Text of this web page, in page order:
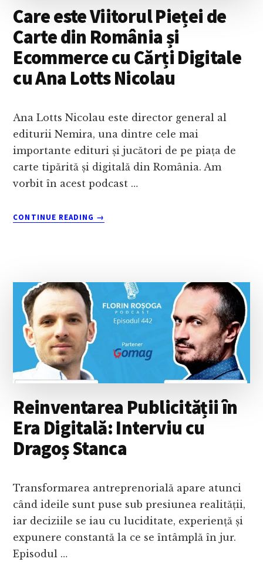
Care este Viitorul Pieței de
Carte din România și
Ecommerce cu Cărți Digitale
cu Ana Lotts Nicolau
Ana Lotts Nicolau este director general al
editurii Nemira, una dintre cele mai
importante edituri și jucători de pe piața de
carte tipărită și digitală din România. Am
vorbit în acest podcast …
CONTINUE READING
ABOUT
DIN
ROMÂNIA
ȘI
ECOMMERCE
DIGITALE
ANA
LOTTS
NICOLAU
→
Reinventarea Publicității în
Era Digitală: Interviu cu
Dragoș Stanca
Transformarea antreprenorială apare atunci
când ideile sunt puse sub presiunea realității,
iar deciziile se iau cu luciditate, experiență și
expunere constantă la ce se întâmplă în jur.
Episodul …